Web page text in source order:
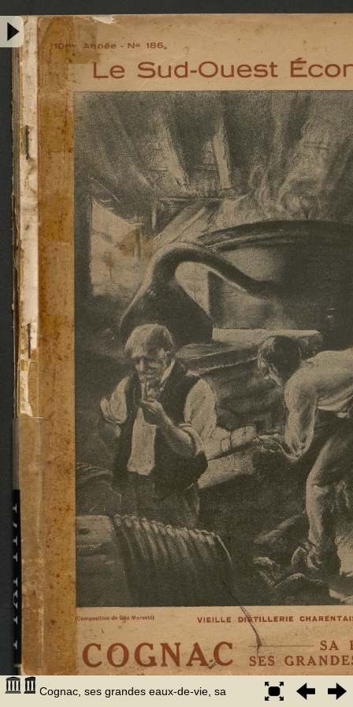
Cognac, ses grandes eaux-de-vie, sa